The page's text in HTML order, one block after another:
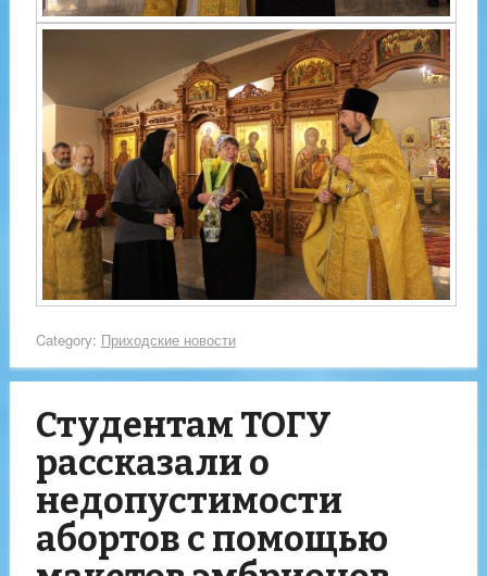
Category: Приходские новости
Студентам ТОГУ
рассказали о
недопустимости
абортов с помощью